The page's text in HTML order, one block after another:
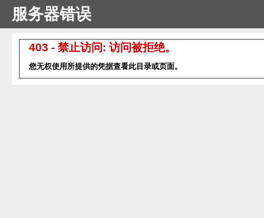
服务器错误
403 - 禁止访问: 访问被拒绝。
您无权使用所提供的凭据查看此目录或页面。